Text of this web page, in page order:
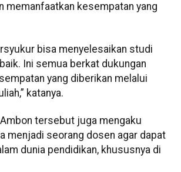
memanfaatkan kesempatan yang
bisa menyelesaikan studi
Ini semua berkat dukungan
yang diberikan melalui
katanya.
tersebut juga mengaku
menjadi seorang dosen agar dapat
dunia pendidikan, khususnya di